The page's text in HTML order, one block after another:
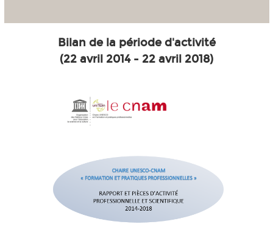
Bilan de la période d'activité
(22 avril 2014 - 22 avril 2018)